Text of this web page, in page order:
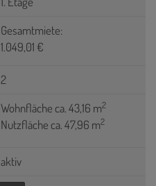
Gesamtmiete:
1.049,01 €
2
Wohnfläche ca. 43,16 m2
Nutzfläche ca. 47,96 m2
aktiv